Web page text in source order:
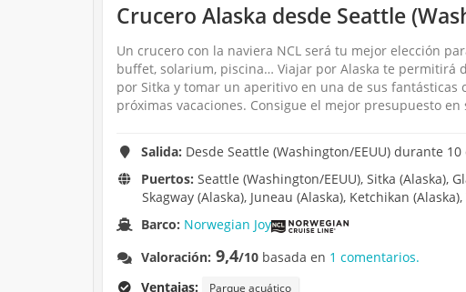
Crucero Alaska desde Seattle
Un crucero con la naviera NCL será tu mejor elección
buffet, solarium, piscina… Viajar por Alaska te permitirá
por Sitka y tomar un aperitivo en una de sus fantásticas
próximas vacaciones. Consigue el mejor presupuesto
Salida: Desde Seattle (Washington/EEUU) durante
Puertos: Seattle (Washington/EEUU), Sitka (Alaska),
Skagway (Alaska), Juneau (Alaska), Ketchikan
Barco: Norwegian Joy
Valoración: 9,4/10 basada en 1 comentarios.
Ventajas:
Parque acuático